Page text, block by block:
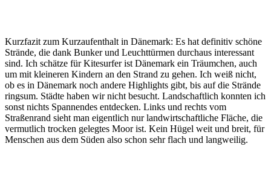
Kurzfazit zum Kurzaufenthalt in Dänemark: Es hat definitiv schöne
Strände, die dank Bunker und Leuchttürmen durchaus interessant
sind. Ich schätze für Kitesurfer ist Dänemark ein Träumchen, auch
um mit kleineren Kindern an den Strand zu gehen. Ich weiß nicht,
ob es in Dänemark noch andere Highlights gibt, bis auf die Strände
ringsum. Städte haben wir nicht besucht. Landschaftlich konnten ich
sonst nichts Spannendes entdecken. Links und rechts vom
Straßenrand sieht man eigentlich nur landwirtschaftliche Fläche, die
vermutlich trocken gelegtes Moor ist. Kein Hügel weit und breit, für
Menschen aus dem Süden also schon sehr flach und langweilig.